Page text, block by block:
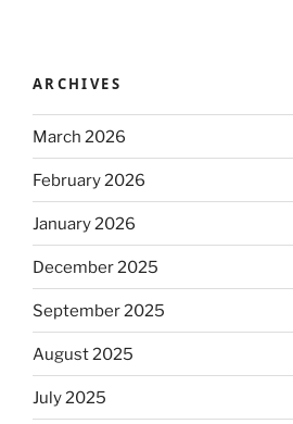
ARCHIVES
March 2026
February 2026
January 2026
December 2025
September 2025
August 2025
July 2025